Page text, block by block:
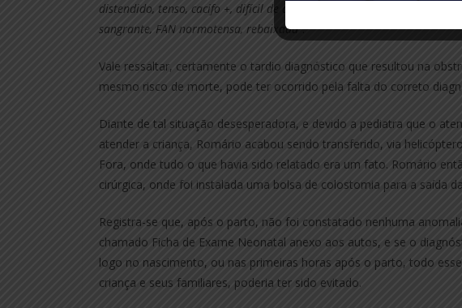
distendido, tenso, cacifo +, difícil de apalpar. Não visualizo canal anal,
sangrante, FAN normotensa, rebaixada”.
Vale ressaltar, certamente o tardio diagnóstico que resultou na
mesmo risco de morte, pode ter ocorrido pela falta do correto
Diante de tal situação desesperadora, e devido a pediatra que o
atender a criança, Romário acabou sendo transferido, via
Fora, onde tudo o que havia sido relatado era um fato. Romário
cirúrgica, onde foi instalada uma bolsa de colostomia para a saída
Registra-se que, após o parto, não foi constatado nenhuma
chamado Ficha de Exame Neonatal anexo aos autos, e se o
logo no nascimento, ou nas primeiras horas após o parto, todo
criança e seus familiares, poderia ter sido evitado.